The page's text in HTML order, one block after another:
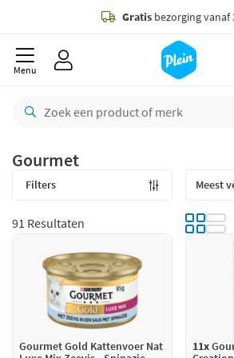
Gratis bezorging vanaf
besteld,maandag
retourneren
Betaal met Klarna
Menu
Gourmet
Filters
91 Resultaten
Gourmet Gold Kattenvoer Nat
11x